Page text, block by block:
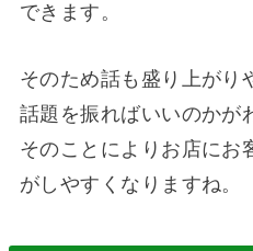
できます。
そのため話も盛り上がり
話題を振ればいいのかが
そのことによりお店にお
がしやすくなりますね。